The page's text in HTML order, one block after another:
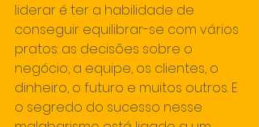
liderar é ter a habilidade de
conseguir equilibrar-se com vários
pratos: as decisões sobre o
negócio, a equipe, os clientes, o
dinheiro, o futuro e muitos outros. E
o segredo do sucesso nesse